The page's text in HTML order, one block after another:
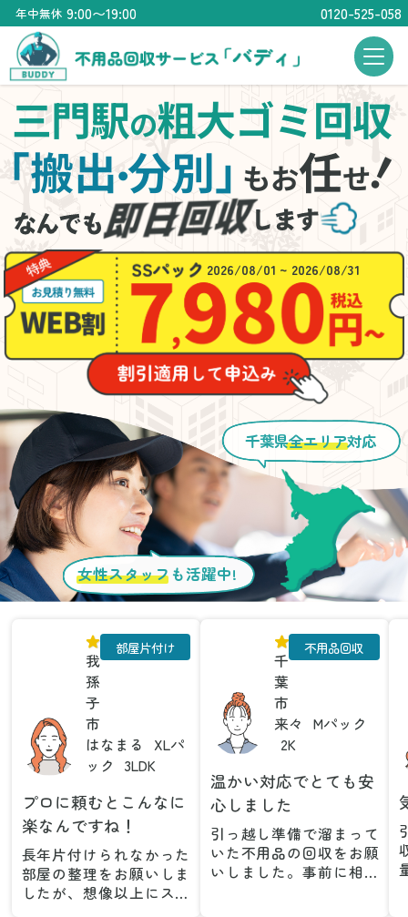
年中無休 9:00〜19:00 0120-525-058
三門駅の粗大ゴミ回収
搬出・分別」もお任せ
2026/08/01 ~ 2026/08/31
女性スタッフ も活躍中!
千葉県全エリア対応
我
孫
子
市
はなまる
XLパ
ック
3LDK
部屋片付け
プロに頼むとこんなに
楽なんですね！
長年片付けられなかった
部屋の整理をお願いしま
したが、想像以上にスム
千
葉
市
来々
Mパック
2K
不用品回収
温かい対応でとても安
心しました
引っ越し準備で溜まって
いた不用品の回収をお願
いしました。事前に相談